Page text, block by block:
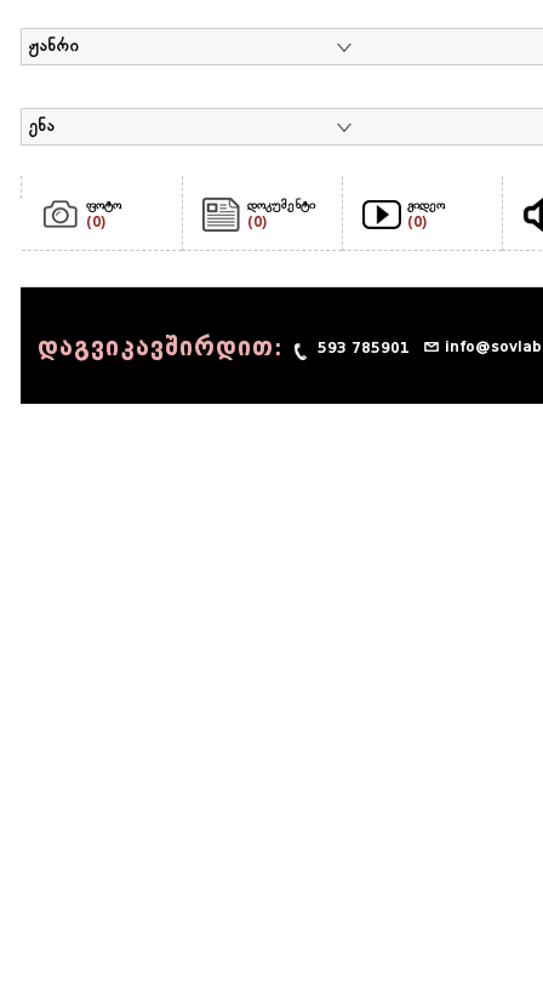
ჟანრი
ენა
ფოტო
(0)
დოკუმენტი
(0)
ვიდეო
(0)
დაგვიკავშირდით: 593 785901